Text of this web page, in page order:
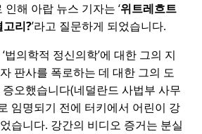
인해 아랍 뉴스 기자는 위트레흐트
고리?라고 질문하게 되었습니다.
법의학적 정신의학에 대한 그의 지
판사를 폭로하는 데 대한 그의 도
오했습니다(네덜란드 사법부 사무
임명되기 전에 터키에서 어린이 강
습니다. 강간의 비디오 증거는 분실